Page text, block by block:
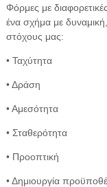
Φόρμες με
ένα σχήμα με
στόχους μας:
• Ταχύτητα
• Δράση
• Αμεσότητα
• Σταθερότητα
• Προοπτική
• Δημιουργία